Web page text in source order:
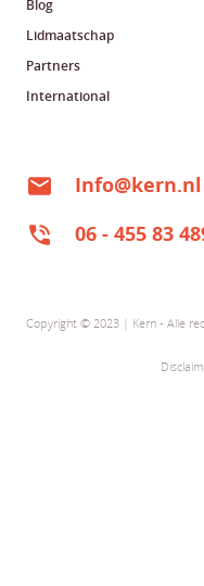
Blog
Lidmaatschap
Partners
International
Info@kern.nl
06 - 455 83
Copyright © 2023 | Kern - Alle